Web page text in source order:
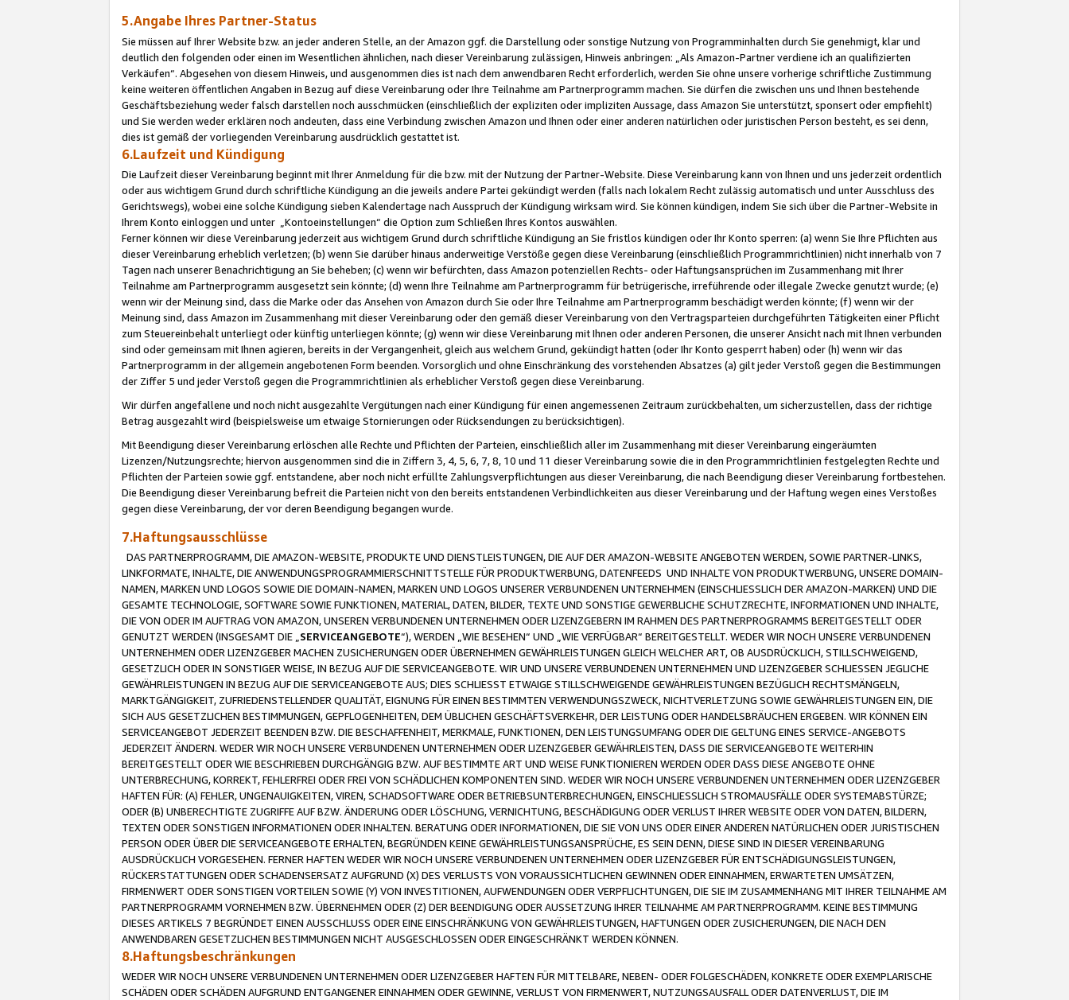
5.Angabe Ihres Partner-Status
Sie müssen auf Ihrer Website bzw. an jeder anderen Stelle, an der Amazon ggf. die Darstellung oder sonstige Nutzung von Programminhalten durch Sie genehmigt, klar und
deutlich den folgenden oder einen im Wesentlichen ähnlichen, nach dieser Vereinbarung zulässigen, Hinweis anbringen: „Als Amazon-Partner verdiene ich an qualifizierten
Verkäufen“. Abgesehen von diesem Hinweis, und ausgenommen dies ist nach dem anwendbaren Recht erforderlich, werden Sie ohne unsere vorherige schriftliche Zustimmung
keine weiteren öffentlichen Angaben in Bezug auf diese Vereinbarung oder Ihre Teilnahme am Partnerprogramm machen. Sie dürfen die zwischen uns und Ihnen bestehende
Geschäftsbeziehung weder falsch darstellen noch ausschmücken (einschließlich der expliziten oder impliziten Aussage, dass Amazon Sie unterstützt, sponsert oder empfiehlt)
und Sie werden weder erklären noch andeuten, dass eine Verbindung zwischen Amazon und Ihnen oder einer anderen natürlichen oder juristischen Person besteht, es sei denn,
dies ist gemäß der vorliegenden Vereinbarung ausdrücklich gestattet ist.
6.Laufzeit und Kündigung
Die Laufzeit dieser Vereinbarung beginnt mit Ihrer Anmeldung für die bzw. mit der Nutzung der Partner-Website. Diese Vereinbarung kann von Ihnen und uns jederzeit ordentlich
oder aus wichtigem Grund durch schriftliche Kündigung an die jeweils andere Partei gekündigt werden (falls nach lokalem Recht zulässig automatisch und unter Ausschluss des
Gerichtswegs), wobei eine solche Kündigung sieben Kalendertage nach Ausspruch der Kündigung wirksam wird. Sie können kündigen, indem Sie sich über die Partner-Website in
Ihrem Konto einloggen und unter „Kontoeinstellungen“ die Option zum Schließen Ihres Kontos auswählen.
Ferner können wir diese Vereinbarung jederzeit aus wichtigem Grund durch schriftliche Kündigung an Sie fristlos kündigen oder Ihr Konto sperren: (a) wenn Sie Ihre Pflichten aus
dieser Vereinbarung erheblich verletzen; (b) wenn Sie darüber hinaus anderweitige Verstöße gegen diese Vereinbarung (einschließlich Programmrichtlinien) nicht innerhalb von 7
Tagen nach unserer Benachrichtigung an Sie beheben; (c) wenn wir befürchten, dass Amazon potenziellen Rechts- oder Haftungsansprüchen im Zusammenhang mit Ihrer
Teilnahme am Partnerprogramm ausgesetzt sein könnte; (d) wenn Ihre Teilnahme am Partnerprogramm für betrügerische, irreführende oder illegale Zwecke genutzt wurde; (e)
wenn wir der Meinung sind, dass die Marke oder das Ansehen von Amazon durch Sie oder Ihre Teilnahme am Partnerprogramm beschädigt werden könnte; (f) wenn wir der
Meinung sind, dass Amazon im Zusammenhang mit dieser Vereinbarung oder den gemäß dieser Vereinbarung von den Vertragsparteien durchgeführten Tätigkeiten einer Pflicht
zum Steuereinbehalt unterliegt oder künftig unterliegen könnte; (g) wenn wir diese Vereinbarung mit Ihnen oder anderen Personen, die unserer Ansicht nach mit Ihnen verbunden
sind oder gemeinsam mit Ihnen agieren, bereits in der Vergangenheit, gleich aus welchem Grund, gekündigt hatten (oder Ihr Konto gesperrt haben) oder (h) wenn wir das
Partnerprogramm in der allgemein angebotenen Form beenden. Vorsorglich und ohne Einschränkung des vorstehenden Absatzes (a) gilt jeder Verstoß gegen die Bestimmungen
der Ziffer 5 und jeder Verstoß gegen die Programmrichtlinien als erheblicher Verstoß gegen diese Vereinbarung.
Wir dürfen angefallene und noch nicht ausgezahlte Vergütungen nach einer Kündigung für einen angemessenen Zeitraum zurückbehalten, um sicherzustellen, dass der richtige
Betrag ausgezahlt wird (beispielsweise um etwaige Stornierungen oder Rücksendungen zu berücksichtigen).
Mit Beendigung dieser Vereinbarung erlöschen alle Rechte und Pflichten der Parteien, einschließlich aller im Zusammenhang mit dieser Vereinbarung eingeräumten
Lizenzen/Nutzungsrechte; hiervon ausgenommen sind die in Ziffern 3, 4, 5, 6, 7, 8, 10 und 11 dieser Vereinbarung sowie die in den Programmrichtlinien festgelegten Rechte und
Pflichten der Parteien sowie ggf. entstandene, aber noch nicht erfüllte Zahlungsverpflichtungen aus dieser Vereinbarung, die nach Beendigung dieser Vereinbarung fortbestehen.
Die Beendigung dieser Vereinbarung befreit die Parteien nicht von den bereits entstandenen Verbindlichkeiten aus dieser Vereinbarung und der Haftung wegen eines Verstoßes
gegen diese Vereinbarung, der vor deren Beendigung begangen wurde.
7.Haftungsausschlüsse
DAS PARTNERPROGRAMM, DIE AMAZON-WEBSITE, PRODUKTE UND DIENSTLEISTUNGEN, DIE AUF DER AMAZON-WEBSITE ANGEBOTEN WERDEN, SOWIE PARTNER-LINKS,
LINKFORMATE, INHALTE, DIE ANWENDUNGSPROGRAMMIERSCHNITTSTELLE FÜR PRODUKTWERBUNG, DATENFEEDS UND INHALTE VON PRODUKTWERBUNG, UNSERE DOMAIN-
NAMEN, MARKEN UND LOGOS SOWIE DIE DOMAIN-NAMEN, MARKEN UND LOGOS UNSERER VERBUNDENEN UNTERNEHMEN (EINSCHLIESSLICH DER AMAZON-MARKEN) UND DIE
GESAMTE TECHNOLOGIE, SOFTWARE SOWIE FUNKTIONEN, MATERIAL, DATEN, BILDER, TEXTE UND SONSTIGE GEWERBLICHE SCHUTZRECHTE, INFORMATIONEN UND INHALTE,
DIE VON ODER IM AUFTRAG VON AMAZON, UNSEREN VERBUNDENEN UNTERNEHMEN ODER LIZENZGEBERN IM RAHMEN DES PARTNERPROGRAMMS BEREITGESTELLT ODER
GENUTZT WERDEN (INSGESAMT DIE „ SERVICEANGEBOTE“), WERDEN „WIE BESEHEN“ UND „WIE VERFÜGBAR“ BEREITGESTELLT. WEDER WIR NOCH UNSERE VERBUNDENEN
UNTERNEHMEN ODER LIZENZGEBER MACHEN ZUSICHERUNGEN ODER ÜBERNEHMEN GEWÄHRLEISTUNGEN GLEICH WELCHER ART, OB AUSDRÜCKLICH, STILLSCHWEIGEND,
GESETZLICH ODER IN SONSTIGER WEISE, IN BEZUG AUF DIE SERVICEANGEBOTE. WIR UND UNSERE VERBUNDENEN UNTERNEHMEN UND LIZENZGEBER SCHLIESSEN JEGLICHE
GEWÄHRLEISTUNGEN IN BEZUG AUF DIE SERVICEANGEBOTE AUS; DIES SCHLIESST ETWAIGE STILLSCHWEIGENDE GEWÄHRLEISTUNGEN BEZÜGLICH RECHTSMÄNGELN,
MARKTGÄNGIGKEIT, ZUFRIEDENSTELLENDER QUALITÄT, EIGNUNG FÜR EINEN BESTIMMTEN VERWENDUNGSZWECK, NICHTVERLETZUNG SOWIE GEWÄHRLEISTUNGEN EIN, DIE
SICH AUS GESETZLICHEN BESTIMMUNGEN, GEPFLOGENHEITEN, DEM ÜBLICHEN GESCHÄFTSVERKEHR, DER LEISTUNG ODER HANDELSBRÄUCHEN ERGEBEN. WIR KÖNNEN EIN
SERVICEANGEBOT JEDERZEIT BEENDEN BZW. DIE BESCHAFFENHEIT, MERKMALE, FUNKTIONEN, DEN LEISTUNGSUMFANG ODER DIE GELTUNG EINES SERVICE-ANGEBOTS
JEDERZEIT ÄNDERN. WEDER WIR NOCH UNSERE VERBUNDENEN UNTERNEHMEN ODER LIZENZGEBER GEWÄHRLEISTEN, DASS DIE SERVICEANGEBOTE WEITERHIN
BEREITGESTELLT ODER WIE BESCHRIEBEN DURCHGÄNGIG BZW. AUF BESTIMMTE ART UND WEISE FUNKTIONIEREN WERDEN ODER DASS DIESE ANGEBOTE OHNE
UNTERBRECHUNG, KORREKT, FEHLERFREI ODER FREI VON SCHÄDLICHEN KOMPONENTEN SIND. WEDER WIR NOCH UNSERE VERBUNDENEN UNTERNEHMEN ODER LIZENZGEBER
HAFTEN FÜR: (A) FEHLER, UNGENAUIGKEITEN, VIREN, SCHADSOFTWARE ODER BETRIEBSUNTERBRECHUNGEN, EINSCHLIESSLICH STROMAUSFÄLLE ODER SYSTEMABSTÜRZE;
ODER (B) UNBERECHTIGTE ZUGRIFFE AUF BZW. ÄNDERUNG ODER LÖSCHUNG, VERNICHTUNG, BESCHÄDIGUNG ODER VERLUST IHRER WEBSITE ODER VON DATEN, BILDERN,
TEXTEN ODER SONSTIGEN INFORMATIONEN ODER INHALTEN. BERATUNG ODER INFORMATIONEN, DIE SIE VON UNS ODER EINER ANDEREN NATÜRLICHEN ODER JURISTISCHEN
PERSON ODER ÜBER DIE SERVICEANGEBOTE ERHALTEN, BEGRÜNDEN KEINE GEWÄHRLEISTUNGSANSPRÜCHE, ES SEIN DENN, DIESE SIND IN DIESER VEREINBARUNG
AUSDRÜCKLICH VORGESEHEN. FERNER HAFTEN WEDER WIR NOCH UNSERE VERBUNDENEN UNTERNEHMEN ODER LIZENZGEBER FÜR ENTSCHÄDIGUNGSLEISTUNGEN,
RÜCKERSTATTUNGEN ODER SCHADENSERSATZ AUFGRUND (X) DES VERLUSTS VON VORAUSSICHTLICHEN GEWINNEN ODER EINNAHMEN, ERWARTETEN UMSÄTZEN,
FIRMENWERT ODER SONSTIGEN VORTEILEN SOWIE (Y) VON INVESTITIONEN, AUFWENDUNGEN ODER VERPFLICHTUNGEN, DIE SIE IM ZUSAMMENHANG MIT IHRER TEILNAHME AM
PARTNERPROGRAMM VORNEHMEN BZW. ÜBERNEHMEN ODER (Z) DER BEENDIGUNG ODER AUSSETZUNG IHRER TEILNAHME AM PARTNERPROGRAMM. KEINE BESTIMMUNG
DIESES ARTIKELS 7 BEGRÜNDET EINEN AUSSCHLUSS ODER EINE EINSCHRÄNKUNG VON GEWÄHRLEISTUNGEN, HAFTUNGEN ODER ZUSICHERUNGEN, DIE NACH DEN
ANWENDBAREN GESETZLICHEN BESTIMMUNGEN NICHT AUSGESCHLOSSEN ODER EINGESCHRÄNKT WERDEN KÖNNEN.
8.Haftungsbeschränkungen
WEDER WIR NOCH UNSERE VERBUNDENEN UNTERNEHMEN ODER LIZENZGEBER HAFTEN FÜR MITTELBARE, NEBEN- ODER FOLGESCHÄDEN, KONKRETE ODER EXEMPLARISCHE
SCHÄDEN ODER SCHÄDEN AUFGRUND ENTGANGENER EINNAHMEN ODER GEWINNE, VERLUST VON FIRMENWERT, NUTZUNGSAUSFALL ODER DATENVERLUST, DIE IM